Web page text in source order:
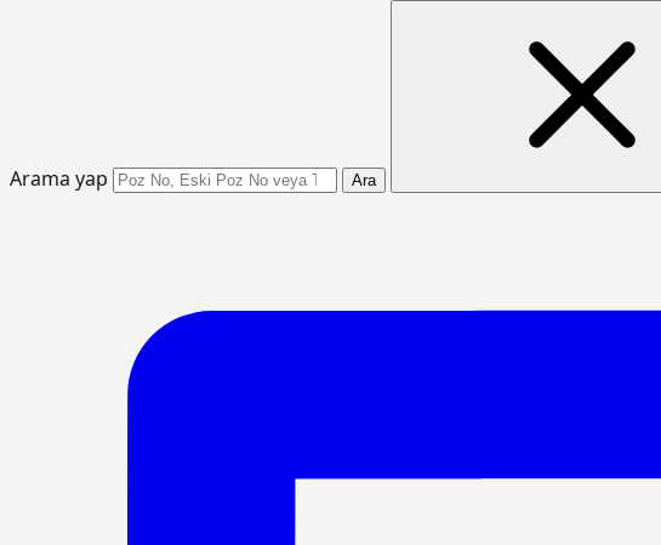
Arama yap Ara